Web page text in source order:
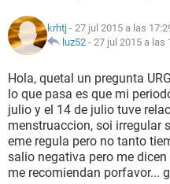
NUTRICIÓN
BIENESTAR
SEXUALIDAD
GLOSARIO
krhtj - 27 jul 2015 a las
luz52 - 27 jul 2015 a las
Hola, quetal un pregunta
lo que pasa es que mi
julio y el 14 de julio tuve
menstruaccion, soi irregular
eme regula pero no tanto
salio negativa pero me
me recomiendan porfavor...